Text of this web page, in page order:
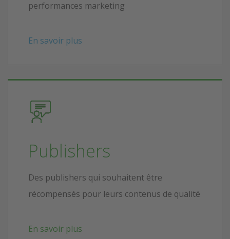
performances marketing
En savoir plus
Publishers
Des publishers qui souhaitent être
récompensés pour leurs contenus de qualité
En savoir plus